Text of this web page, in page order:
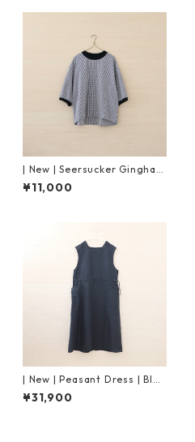
| New | Seersucker Gingham
Pullover S/S | Black×Pink
¥11,000
| New | Peasant Dress | Blac
k
¥31,900